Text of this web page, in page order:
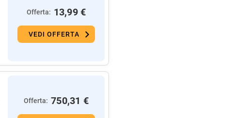
Offerta: 13,99 €
VEDI OFFERTA
Offerta: 750,31 €